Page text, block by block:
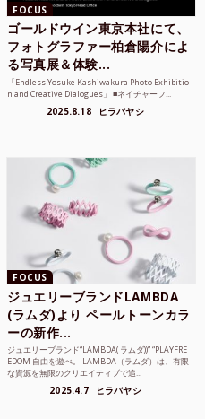
FOCUS
ゴールドウイン東京本社にて、
フォトグラファー柏倉陽介によ
る写真展＆体験...
「Endless Yosuke Kashiwakura Photo Exhibitio
n and Creative Dialogues」 ■ネイチャーフ...
2025.8.18 ヒラバヤシ
FOCUS
ジュエリーブランドLAMBDA
(ラムダ)より ペールトーンカラ
ーの新作...
ジュエリーブランド“LAMBDA( ラムダ))” “PLAYFRE
EDOM 自由を遊べ。 LAMBDA（ラムダ）は、有限
な資源を無限のクリエイティブで追...
2025.4.7 ヒラバヤシ